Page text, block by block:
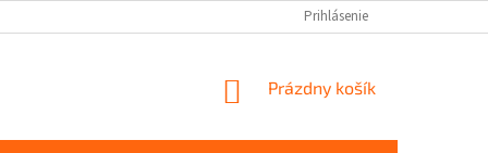
Prihlásenie
NÁKUPNÝ
Prázdny košík